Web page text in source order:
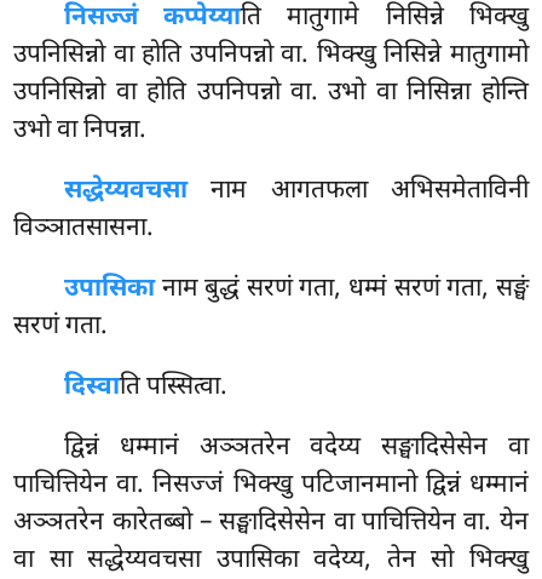
निसज्जं कप्पेय्याति मातुगामे निसिन्ने भिक्खु
उपनिसिन्नो वा होति उपनिपन्नो वा. भिक्खु निसिन्ने मातुगामो
उपनिसिन्नो वा होति उपनिपन्नो वा. उभो वा निसिन्ना होन्ति
उभो वा निपन्ना.
सद्धेय्यवचसानाम आगतफला अभिसमेताविनी
विञ्ञातसासना.
उपासिकानाम बुद्धं सरणं गता, धम्मं सरणं गता, सङ्घं
सरणं गता.
दिस्वाति पस्सित्वा.
द्विन्नं धम्मानं अञ्ञतरेन वदेय्य सङ्घादिसेसेन वा
पाचित्तियेन वा. निसज्जं भिक्खु पटिजानमानो द्विन्नं धम्मानं
अञ्ञतरेन कारेतब्बो – सङ्घादिसेसेन वा पाचित्तियेन वा. येन
वा सा सद्धेय्यवचसा उपासिका वदेय्य, तेन सो भिक्खु